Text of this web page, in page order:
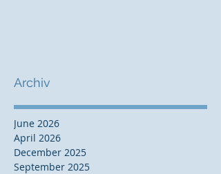
Archiv
June 2026
April 2026
December 2025
September 2025